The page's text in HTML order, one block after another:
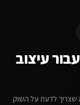
עבורעיצוב
שצריך לדעת על השוק